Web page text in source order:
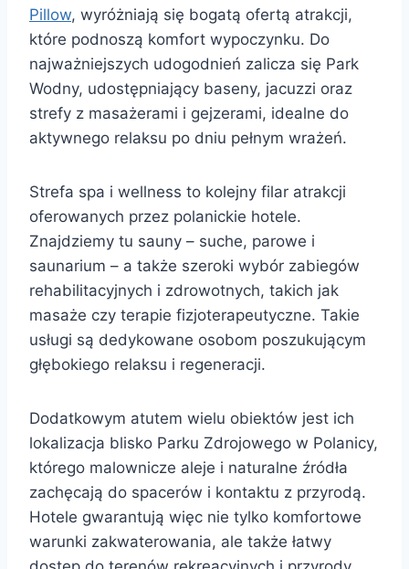
Pillow, wyróżniają się bogatą ofertą atrakcji,
które podnoszą komfort wypoczynku. Do
najważniejszych udogodnień zalicza się Park
Wodny, udostępniający baseny, jacuzzi oraz
strefy z masażerami i gejzerami, idealne do
aktywnego relaksu po dniu pełnym wrażeń.
Strefa spa i wellness to kolejny filar atrakcji
oferowanych przez polanickie hotele.
Znajdziemy tu sauny – suche, parowe i
saunarium – a także szeroki wybór zabiegów
rehabilitacyjnych i zdrowotnych, takich jak
masaże czy terapie fizjoterapeutyczne. Takie
usługi są dedykowane osobom poszukującym
głębokiego relaksu i regeneracji.
Dodatkowym atutem wielu obiektów jest ich
lokalizacja blisko Parku Zdrojowego w Polanicy,
którego malownicze aleje i naturalne źródła
zachęcają do spacerów i kontaktu z przyrodą.
Hotele gwarantują więc nie tylko komfortowe
warunki zakwaterowania, ale także łatwy